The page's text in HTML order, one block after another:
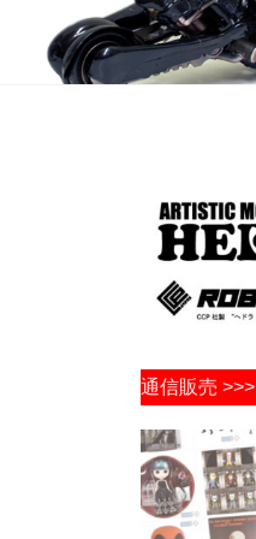
通信販売 >>>